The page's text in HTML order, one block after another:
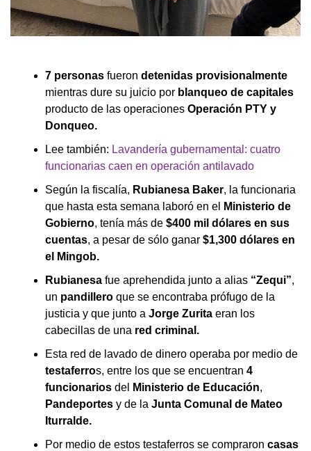
7 personas fueron detenidas provisionalmente
mientras dure su juicio por blanqueo de capitales
producto de las operaciones Operación PTY y
Donqueo.
Lee también: Lavandería gubernamental: cuatro
funcionarias caen en operación antilavado
Según la fiscalía, Rubianesa Baker, la funcionaria
que hasta esta semana laboró en el
Ministerio de
Gobierno, tenía más de $400 mil dólares en sus
cuentas, a pesar de sólo ganar $1,300 dólares en
el Mingob.
Rubianesa fue aprehendida junto a alias “Zequi”,
un pandillero que se encontraba prófugo de la
justicia y que junto a Jorge Zurita eran los
cabecillas de una red criminal.
Esta red de lavado de dinero operaba por medio de
testaferros, entre los que se encuentran 4
funcionarios del Ministerio de Educación,
Pandeportes y de la Junta Comunal de Mateo
Iturralde.
Por medio de estos testaferros se compraron casas